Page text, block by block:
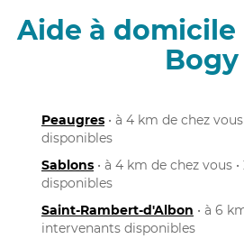
Aide à
Bogy
Peaugres • à 4 km de chez
disponibles
Sablons • à 4 km de chez vous
disponibles
Saint-Rambert-d'Albon • à 6
intervenants disponibles